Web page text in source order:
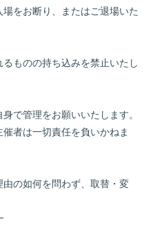
をお断り、またはご退場いた
ものの持ち込みを禁止いたし
で管理をお願いいたします。
者は一切責任を負いかねま
由の如何を問わず、取替・変